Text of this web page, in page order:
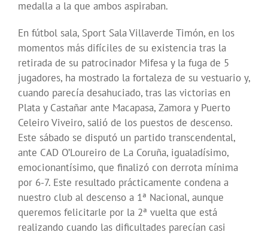
medalla a la que ambos aspiraban.
En fútbol sala, Sport Sala Villaverde Timón, en los
momentos más difíciles de su existencia tras la
retirada de su patrocinador Mifesa y la fuga de 5
jugadores, ha mostrado la fortaleza de su vestuario y,
cuando parecía desahuciado, tras las victorias en
Plata y Castañar ante Macapasa, Zamora y Puerto
Celeiro Viveiro, salió de los puestos de descenso.
Este sábado se disputó un partido transcendental,
ante CAD O’Loureiro de La Coruña, igualadísimo,
emocionantísimo, que finalizó con derrota mínima
por 6-7. Este resultado prácticamente condena a
nuestro club al descenso a 1ª Nacional, aunque
queremos felicitarle por la 2ª vuelta que está
realizando cuando las dificultades parecían casi